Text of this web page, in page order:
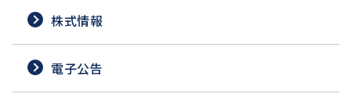
株式情報
電子公告